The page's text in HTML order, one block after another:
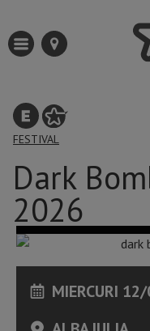
FESTIVAL
Dark
2026
MIERCURI